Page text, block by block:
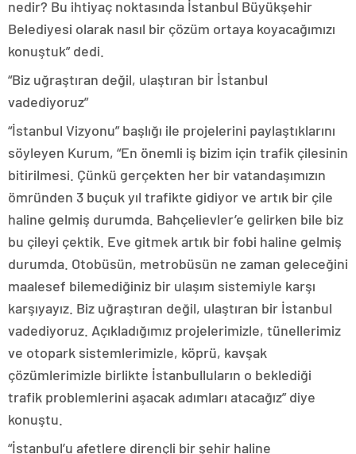
nedir? Bu ihtiyaç noktasında İstanbul Büyükşehir
Belediyesi olarak nasıl bir çözüm ortaya koyacağımızı
konuştuk” dedi.
“Biz uğraştıran değil, ulaştıran bir İstanbul
vadediyoruz”
“İstanbul Vizyonu” başlığı ile projelerini paylaştıklarını
söyleyen Kurum, “En önemli iş bizim için trafik çilesinin
bitirilmesi. Çünkü gerçekten her bir vatandaşımızın
ömründen 3 buçuk yıl trafikte gidiyor ve artık bir çile
haline gelmiş durumda. Bahçelievler’e gelirken bile biz
bu çileyi çektik. Eve gitmek artık bir fobi haline gelmiş
durumda. Otobüsün, metrobüsün ne zaman geleceğini
maalesef bilemediğiniz bir ulaşım sistemiyle karşı
karşıyayız. Biz uğraştıran değil, ulaştıran bir İstanbul
vadediyoruz. Açıkladığımız projelerimizle, tünellerimiz
ve otopark sistemlerimizle, köprü, kavşak
çözümlerimizle birlikte İstanbulluların o beklediği
trafik problemlerini aşacak adımları atacağız” diye
konuştu.
“İstanbul’u afetlere dirençli bir şehir haline